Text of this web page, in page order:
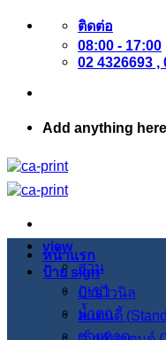
ข้าม
เนื้อหา
ติดต่อ
08:00 - 17:00
02 4326693 ,
Add anything
หน้าแรก
ป้าย sign
ป้ายไวนิล
สแตนดี้
view
สวน
ภูเขา
น้ำตก
ชายหาด